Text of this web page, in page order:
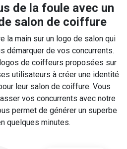
de la foule avec un
salon de coiffure
la main sur un logo de salon qui
démarquer de vos concurrents.
de coiffeurs proposées sur
utilisateurs à créer une identité
leur salon de coiffure. Vous
vos concurrents avec notre
permet de générer un superbe
quelques minutes.